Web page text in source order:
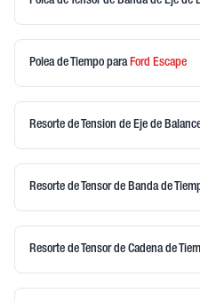
Polea de Tiempo para Ford Escape
Resorte de Tension de Eje de
Resorte de Tensor de Banda de
Resorte de Tensor de Cadena de